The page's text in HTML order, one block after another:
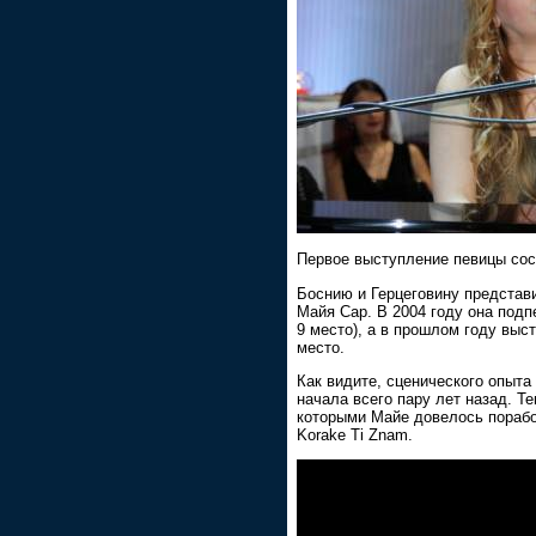
Первое выступление певицы
Боснию и Герцеговину
Майя Сар. В 2004 году она
9 место), а в прошлом году
место.
Как видите, сценического
начала всего пару лет назад.
которыми Майе довелось
Korake Ti Znam.